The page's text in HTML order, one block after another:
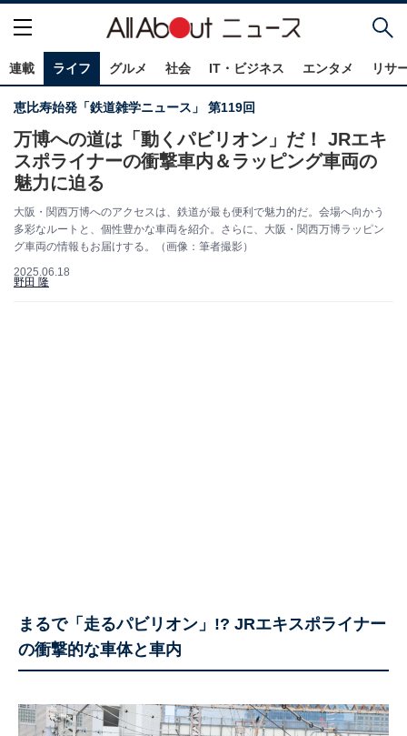
連載 ライフ グルメ 社会 IT・ビジネス エンタメ リサ
恵比寿始発「鉄道雑学ニュース」 第119回
万博への道は「動くパビリオン」だ！ JRエキ
スポライナーの衝撃車内＆ラッピング車両の
魅力に迫る
大阪・関西万博へのアクセスは、鉄道が最も便利で魅力的だ。会場へ向かう
多彩なルートと、個性豊かな車両を紹介。さらに、大阪・関西万博ラッピン
グ車両の情報もお届けする。（画像：筆者撮影）
2025.06.18
野田 隆
まるで「走るパビリオン」!? JRエキスポライナー
の衝撃的な車体と車内